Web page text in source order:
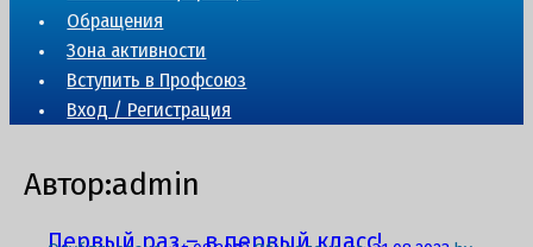
Обращения
Зона активности
Вступить в Профсоюз
Вход / Регистрация
Автор:admin